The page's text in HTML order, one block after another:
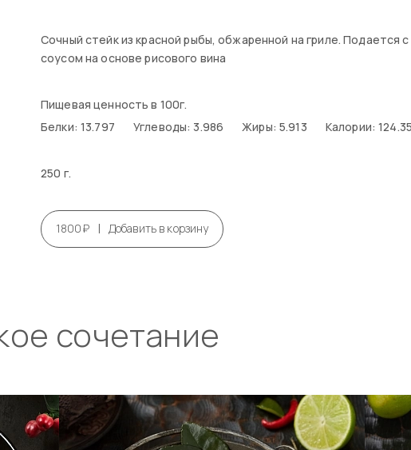
Сочный стейк из красной рыбы, обжаренной на гриле. Подается
соусом на основе рисового вина
Пищевая ценность в 100г.
Белки: 13.797
Углеводы: 3.986 Жиры: 5.913 Калории:
250 г.
1800₽ | Добавить в корзину
сочетание